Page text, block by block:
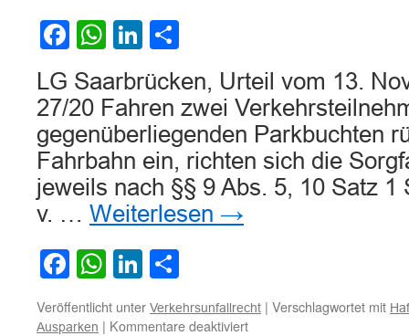
Facebook
WhatsApp
LinkedIn
LG Saarbrücken, Urteil vom 13.
27/20 Fahren zwei
gegenüberliegenden Parkbuchten
Fahrbahn ein, richten sich die
jeweils nach §§ 9 Abs. 5, 10 Satz
v. … Weiterlesen →
Facebook
WhatsApp
LinkedIn
Veröffentlicht unter Verkehrsunfallrecht | Verschlagwortet mit
Ausparken | Kommentare deaktiviertfür